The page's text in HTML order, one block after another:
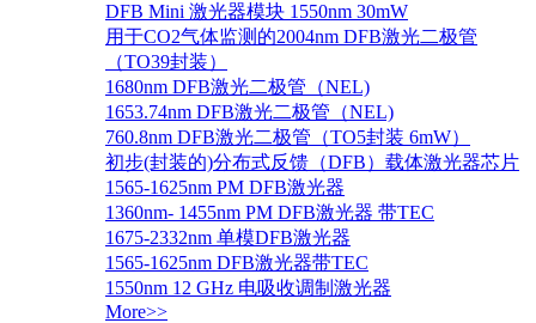
DFB Mini 激光器模块 1550nm 30mW
用于CO2气体监测的2004nm DFB激光二极管
（TO39封装）
1680nm DFB激光二极管（NEL)
1653.74nm DFB激光二极管（NEL)
760.8nm DFB激光二极管（TO5封装 6mW）
初步(封装的)分布式反馈（DFB）载体激光器芯片
1565-1625nm PM DFB激光器
1360nm- 1455nm PM DFB激光器 带TEC
1675-2332nm 单模DFB激光器
1565-1625nm DFB激光器带TEC
1550nm 12 GHz 电吸收调制激光器
More>>